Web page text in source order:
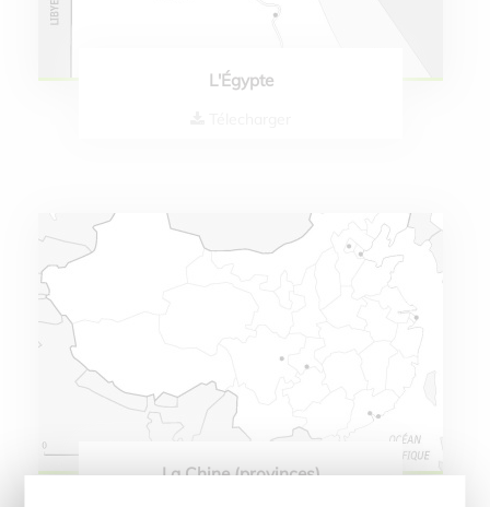
L'Égypte
La Chine (provinces)